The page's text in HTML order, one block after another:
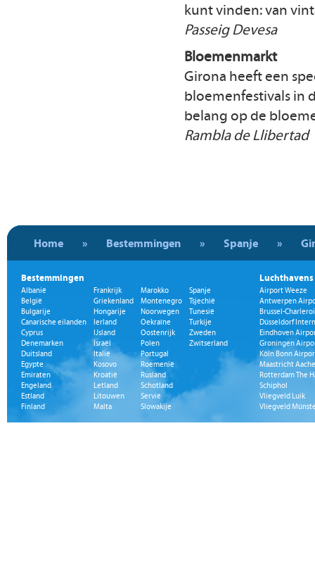
kunt vinden: van
Passeig Devesa
Bloemenmarkt
Girona heeft een
bloemenfestivals in
belang op de
Rambla de Llibertad
Home » Bestemmingen » Spanje »
Bestemmingen
Albanië
België
Bulgarije
Canarische eilanden
Cyprus
Denemarken
Duitsland
Egypte
Emiraten
Engeland
Estland
Finland
Frankrijk
Griekenland
Hongarije
Ierland
IJsland
Israël
Italië
Kosovo
Kroatië
Letland
Litouwen
Malta
Marokko
Montenegro
Noorwegen
Oekraïne
Oostenrijk
Polen
Portugal
Roemenië
Rusland
Schotland
Servië
Slowakije
Spanje
Tsjechië
Tunesië
Turkije
Zweden
Zwitserland
Luchthavens
Airport Weeze
Antwerpen
Brussel-
Düsseldorf
Eindhoven
Groningen
Köln Bonn
Maastricht
Rotterdam The
Schiphol
Vliegveld Luik
Vliegveld